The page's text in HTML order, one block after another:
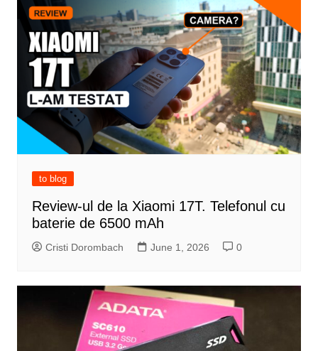
to blog
Review-ul de la Xiaomi 17T. Telefonul cu
baterie de 6500 mAh
Cristi Dorombach June 1, 2026 0